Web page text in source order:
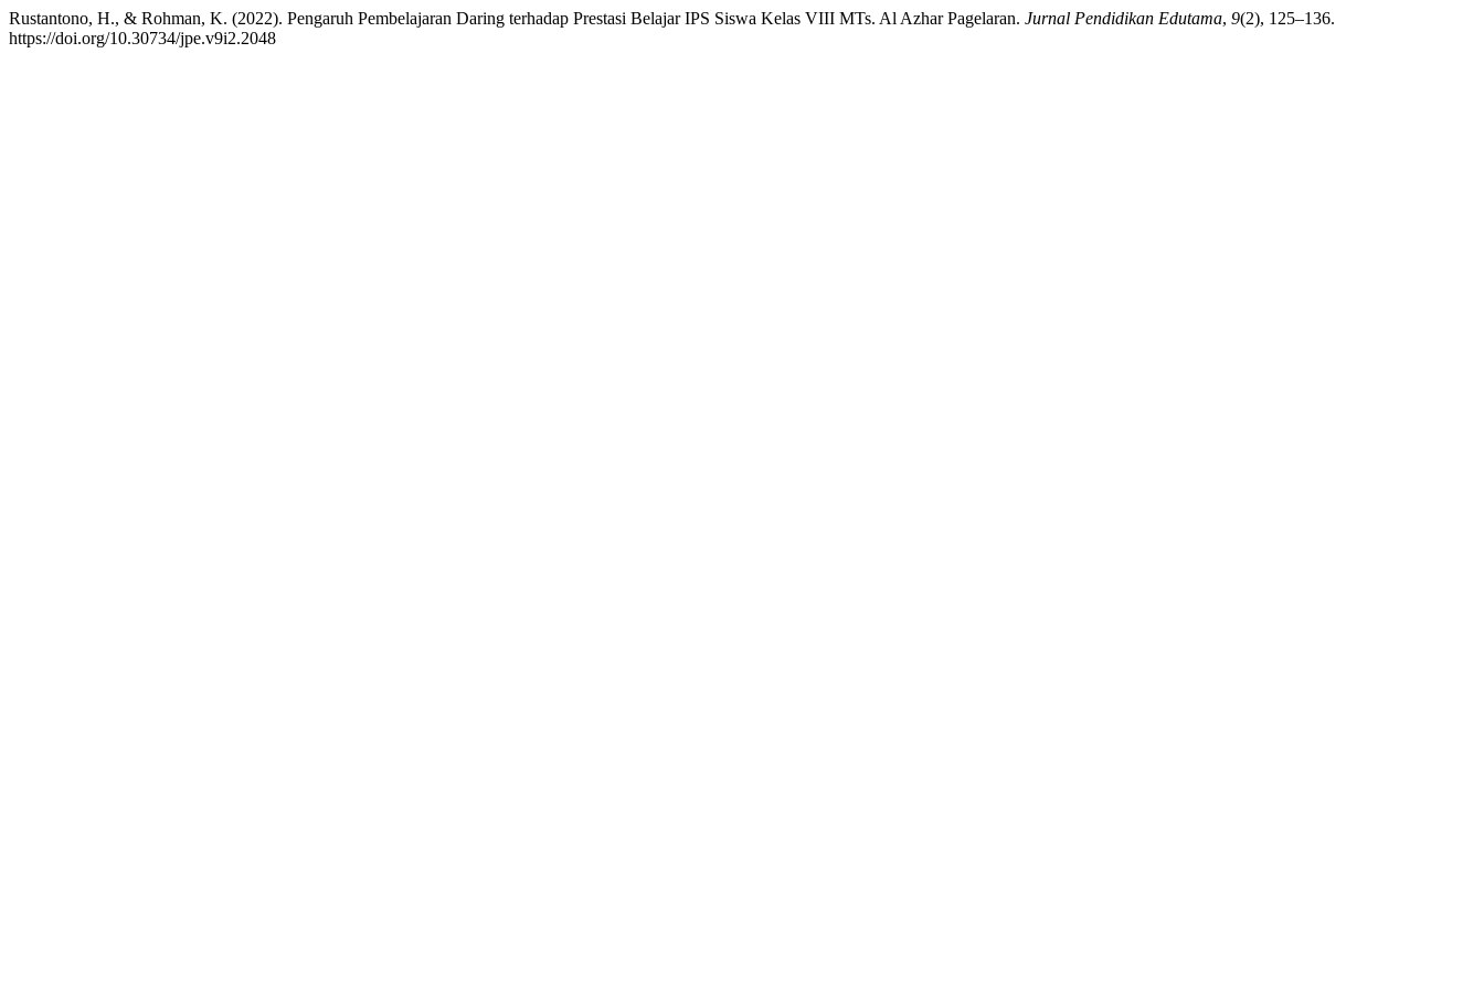
Rustantono, H., & Rohman, K. (2022). Pengaruh Pembelajaran Daring terhadap Prestasi Belajar IPS Siswa Kelas VIII MTs. Al Azhar Pagelaran. Jurnal Pendidikan Edutama, 9(2), 125–136.
https://doi.org/10.30734/jpe.v9i2.2048